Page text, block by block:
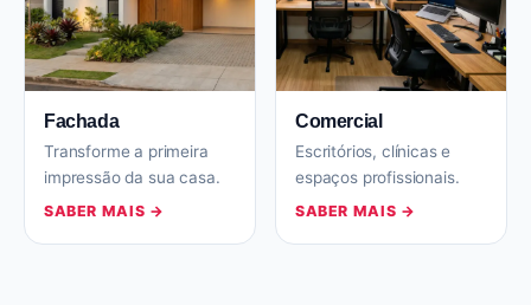
Fachada
Transforme a primeira
impressão da sua casa.
SABER MAIS →
Comercial
Escritórios, clínicas e
espaços profissionais.
SABER MAIS →